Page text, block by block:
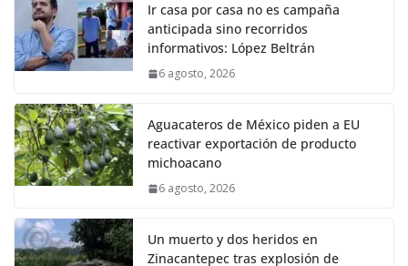
Ir casa por casa no es campaña
anticipada sino recorridos
informativos: López Beltrán
6 agosto, 2026
Aguacateros de México piden a EU
reactivar exportación de producto
michoacano
6 agosto, 2026
Un muerto y dos heridos en
Zinacantepec tras explosión de